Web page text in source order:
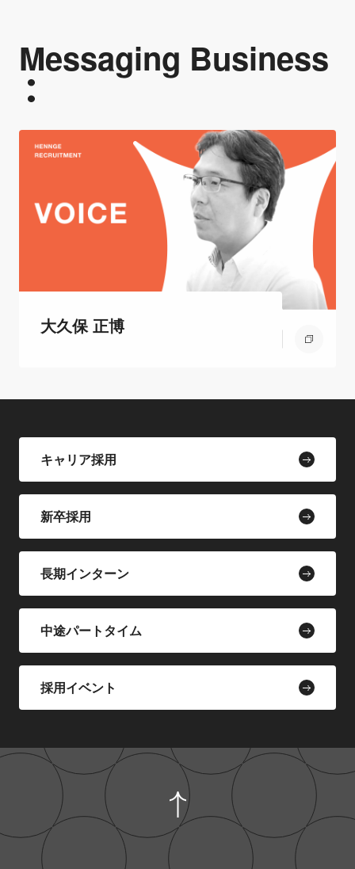
Messaging Business
大久保 正博
キャリア採用
新卒採用
長期インターン
中途パートタイム
採用イベント